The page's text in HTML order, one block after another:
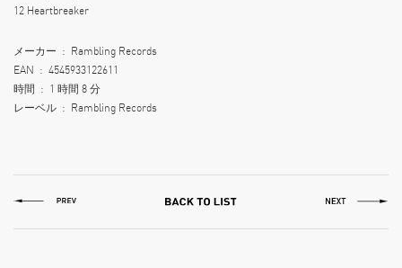
12 Heartbreaker
メーカー ‏ : ‎ Rambling Records
EAN ‏ : ‎ 4545933122611
時間 ‏ : ‎ 1 時間 8 分
レーベル ‏ : ‎ Rambling Records